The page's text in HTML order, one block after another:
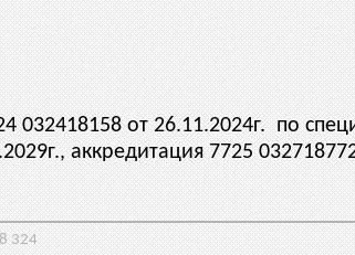
032418158 от 26.11.2024г. по
аккредитация 7725
324